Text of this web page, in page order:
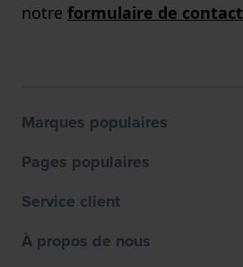
notre formulaire de contact
Marques populaires
Pages populaires
Service client
À propos de nous